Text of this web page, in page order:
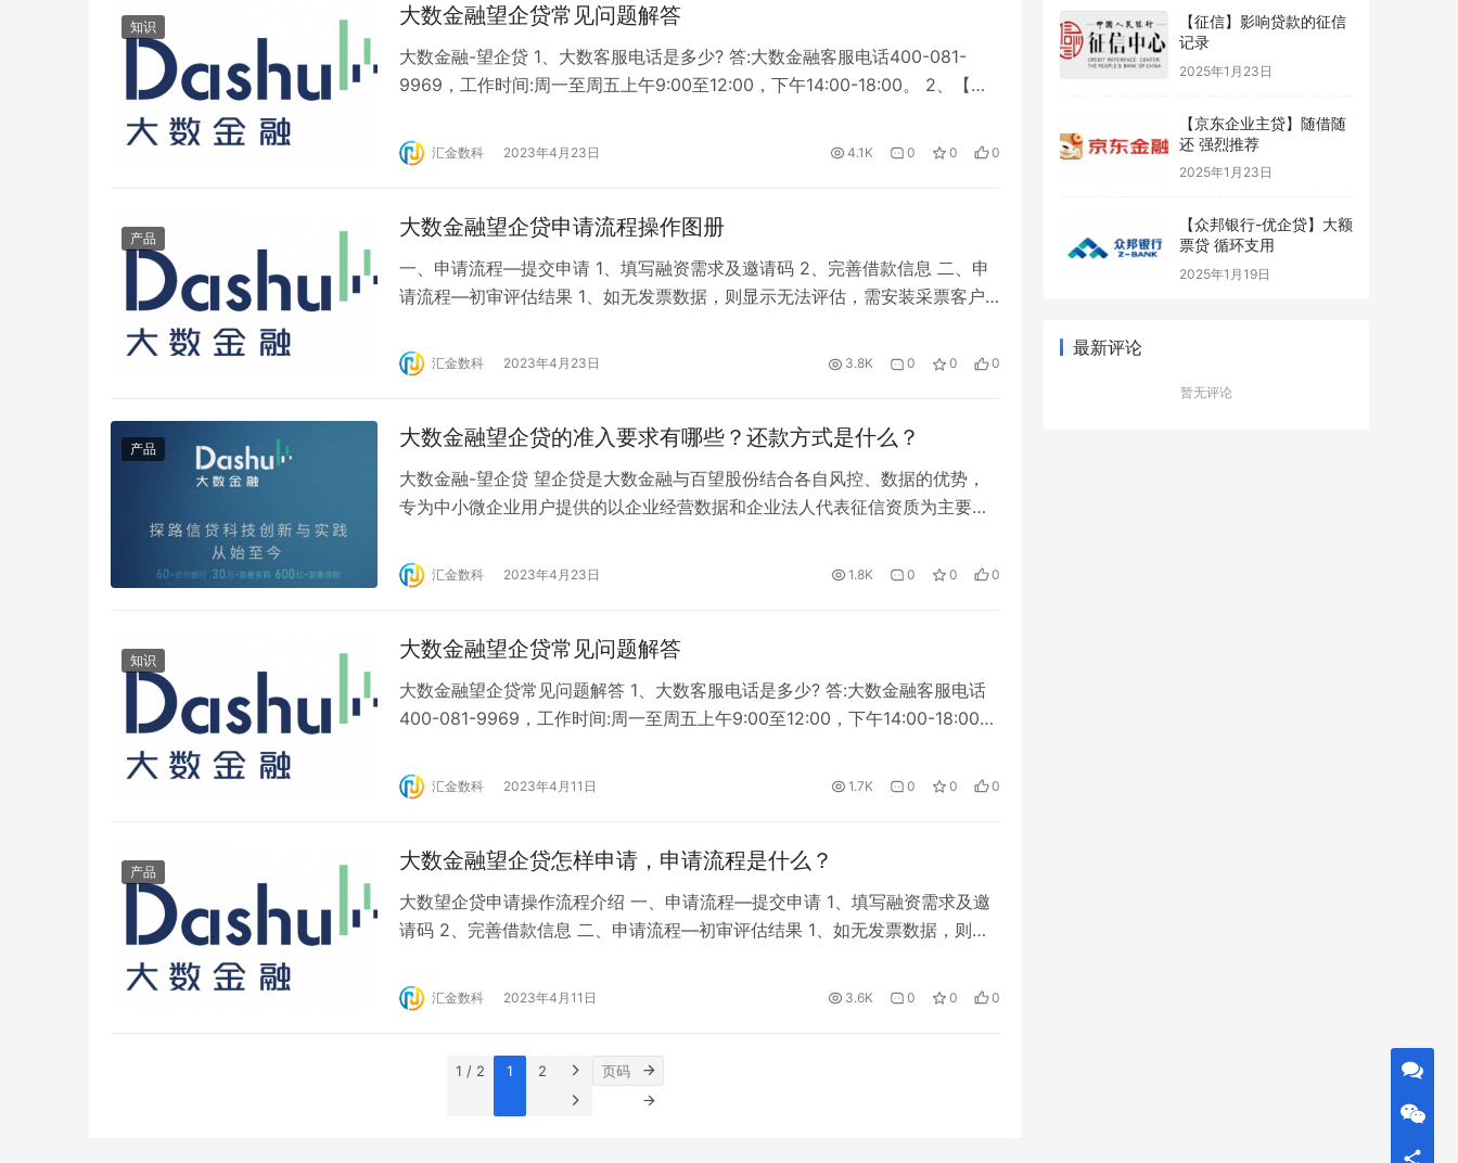
知识 大数金融望企贷常见问题解答
大数金融-望企贷 1、大数客服电话是多少? 答:大数金融客服电话400-081-
9969，工作时间:周一至周五上午9:00至12:00，下午14:00-18:00。 2、【补
友。 3、为什么申请一笔贷款要查两次征信? 答:第一次是对申请人进行额度初
评，征信报告体现为担保资格审查，不会影响…
汇金数科 2023年4月23日 4.1K 0 0 0
产品 大数金融望企贷申请流程操作图册
一、申请流程—提交申请 1、填写融资需求及邀请码 2、完善借款信息 二、申
请流程—初审评估结果 1、如无发票数据，则显示无法评估，需安装采票客户
申请流程 初审成功后，点击下一步则自动跳转至实名认证页面，按照页面提示
继续填写，进行实名认证和信息填写，进行预授信审批 四、申请流程—预授信
汇金数科 2023年4月23日 3.8K 0 0 0
产品 大数金融望企贷的准入要求有哪些？还款方式是什么？
大数金融-望企贷 望企贷是大数金融与百望股份结合各自风控、数据的优势，
专为中小微企业用户提供的以企业经营数据和企业法人代表征信资质为主要授
产品要素 1、申请额度：1-100万 2、申请期限：12个月、24个月、36个月
3、月费率：0.85%-1.12% 4、还款方式：每月等额本息还款 5…
汇金数科 2023年4月23日 1.8K 0 0 0
知识 大数金融望企贷常见问题解答
大数金融望企贷常见问题解答 1、大数客服电话是多少? 答:大数金融客服电话
400-081-9969，工作时间:周一至周五上午9:00至12:00，下午14:00-18:00。
属或者朋友。 3、为什么申请一笔贷款要查两次征信? 答:第一次是对申请人进
行额度初评，征信报告体现为担保资格审查…
汇金数科 2023年4月11日 1.7K 0 0 0
产品 大数金融望企贷怎样申请，申请流程是什么？
大数望企贷申请操作流程介绍 一、申请流程—提交申请 1、填写融资需求及邀
请码 2、完善借款信息 二、申请流程—初审评估结果 1、如无发票数据，则显
审失败 三、申请流程-预授信申请流程 初审成功后，点击下一步则自动跳转至
实名认证页面，按照页面提示继续填写，进行实名认证和信息填写，进行预授
汇金数科 2023年4月11日 3.6K 0 0 0
1 / 2 1 2
【征信】影响贷款的征信
记录
2025年1月23日
【京东企业主贷】随借随
还 强烈推荐
2025年1月23日
【众邦银行-优企贷】大额
票贷 循环支用
2025年1月19日
最新评论
暂无评论